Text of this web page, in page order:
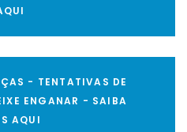
- TENTATIVAS DE
ENGANAR - SAIBA
AQUI